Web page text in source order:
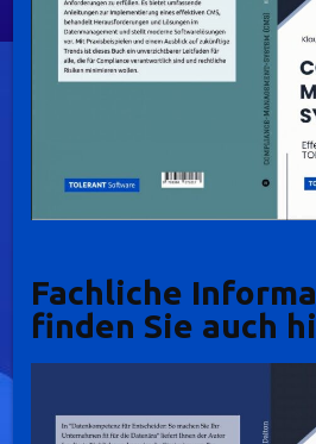
Fachliche
finden Sie auch